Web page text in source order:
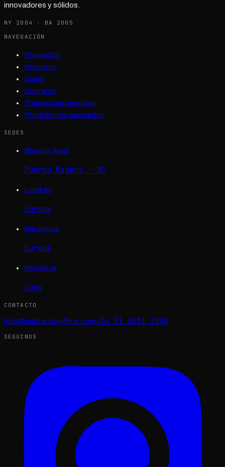
innovadores y sólidos.
NY 2004 · BA 2005
NAVEGACIÓN
Proyectos
Nosotros
Diario
Contacto
Trabajá con nosotros
Productores asociados
SEDES
Buenos Aires
Puerto Madero · HQ
Londres
Europa
Barcelona
Europa
Mendoza
Cuyo
CONTACTO
hola@sunfactoryfilms.com+54 11 3651 1204
SEGUINOS